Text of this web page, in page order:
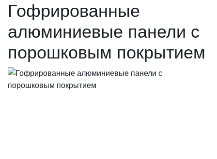
Гофрированные
алюминиевые панели с
порошковым покрытием